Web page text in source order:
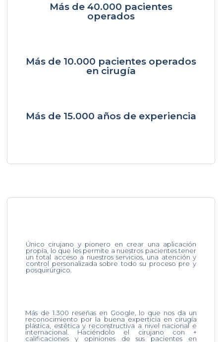
Más de 40.000 pacientes
operados
Más de 10.000 pacientes operados
en cirugía
Más de 15.000 años de experiencia
Único cirujano y pionero en crear una aplicación
propia, lo que les permite a nuestros pacientes tener
un total acceso a nuestros servicios, una atención y
control personalizada sobre todo su proceso pre y
posquirúrgico.
Más de 1.300 reseñas en Google, lo que nos da un
reconocimiento por la buena experticia en cirugía
plástica, estética y reconstructiva a nivel nacional e
internacional. Haciéndolo el cirujano con +
calificaciones y opiniones de sus pacientes en